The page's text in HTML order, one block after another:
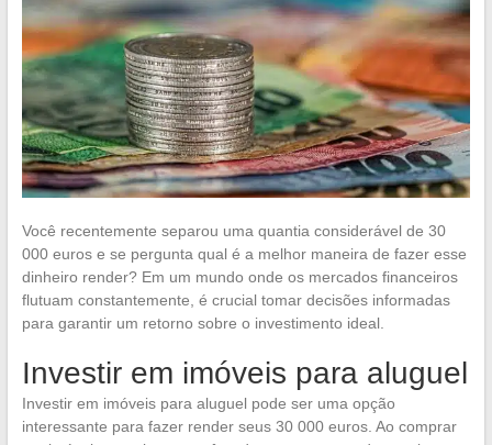
Você recentemente separou uma quantia considerável de 30
000 euros e se pergunta qual é a melhor maneira de fazer esse
dinheiro render? Em um mundo onde os mercados financeiros
flutuam constantemente, é crucial tomar decisões informadas
para garantir um retorno sobre o investimento ideal.
Investir em imóveis para aluguel
Investir em imóveis para aluguel pode ser uma opção
interessante para fazer render seus 30 000 euros. Ao comprar